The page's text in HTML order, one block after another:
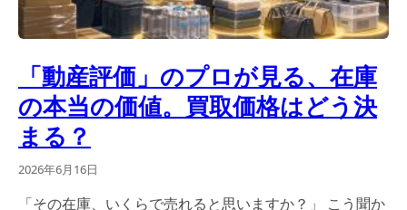
「動産評価」のプロが見る、在庫
の本当の価値。買取価格はどう決
まる？
2026年6月16日
「その在庫、いくらで売れると思いますか？」 こう聞か